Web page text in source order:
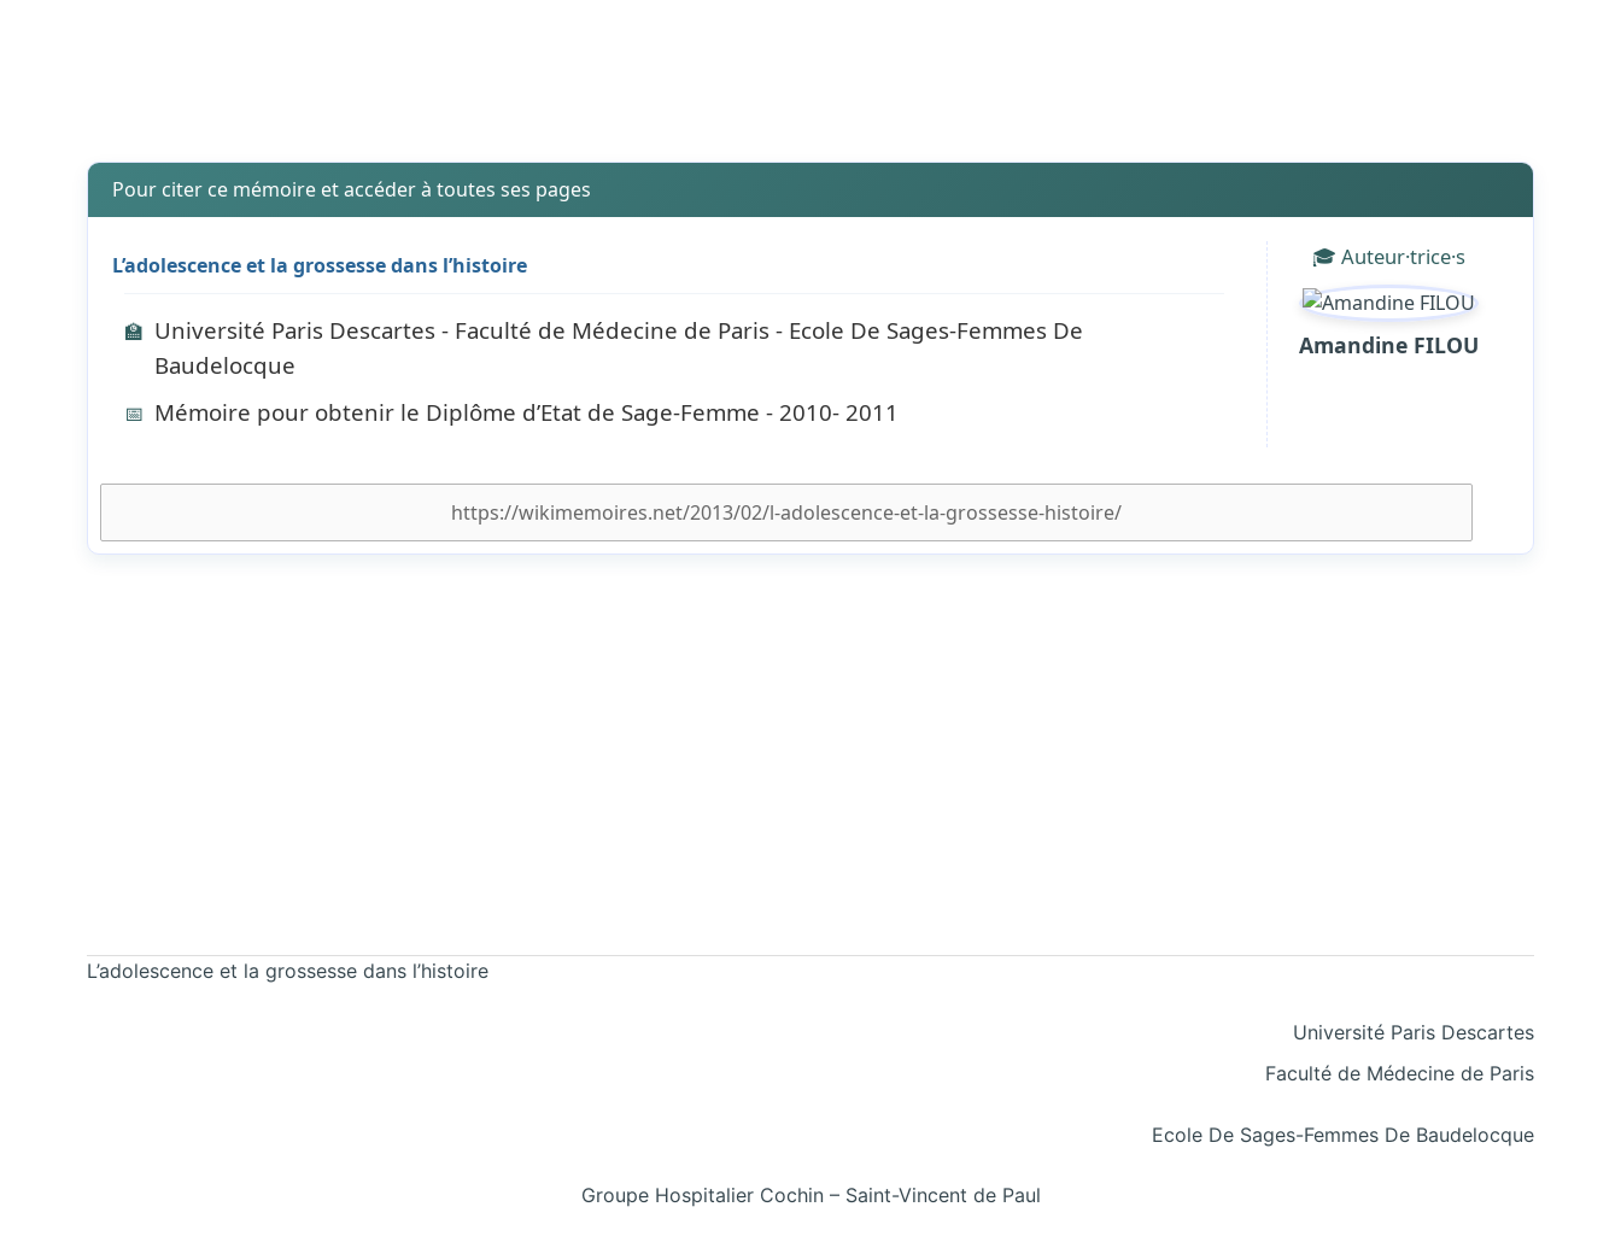
Pour citer ce mémoire et accéder à toutes ses pages
L’adolescence et la grossesse dans l’histoire
🏫 Université Paris Descartes - Faculté de Médecine de Paris - Ecole De Sages-Femmes De
Baudelocque
📅 Mémoire pour obtenir le Diplôme d’Etat de Sage-Femme - 2010- 2011
🎓 Auteur·trice·s
Amandine FILOU
L’adolescence et la grossesse dans l’histoire
Université Paris Descartes
Faculté de Médecine de Paris
Ecole De Sages-Femmes De Baudelocque
Groupe Hospitalier Cochin – Saint-Vincent de Paul